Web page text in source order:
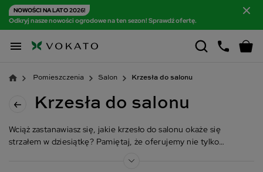
NOWOŚCI NA LATO 2026!
Odkryj nasze nowości ogrodowe na ten sezon! Sprawdź ofertę.

Pomieszczenia Salon Krzesła do salonu
Krzesła do salonu
Wciąż zastanawiasz się, jakie krzesło do salonu okaże się
strzałem w dziesiątkę? Pamiętaj, że oferujemy nie tylko
Napisz do nas lub zadzwoń, a chętnie pomożemy. Numer